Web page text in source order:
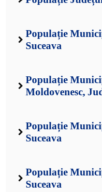
Populație
Suceava
Populație
Moldovenesc,
Populație
Suceava
Populație
Suceava